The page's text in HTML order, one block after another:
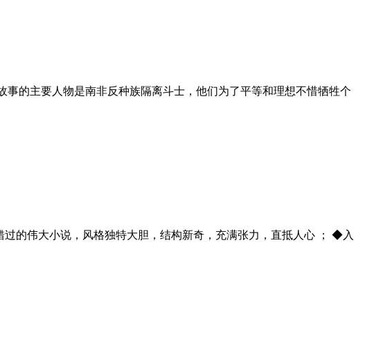
的主要人物是南非反种族隔离斗士，他们为了平等和理想不惜牺牲个
的伟大小说，风格独特大胆，结构新奇，充满张力，直抵人心 ； ◆入